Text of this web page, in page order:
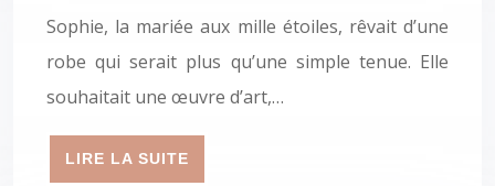
Sophie, la mariée aux mille étoiles, rêvait d’une
robe qui serait plus qu’une simple tenue. Elle
souhaitait une œuvre d’art,…
LIRE LA SUITE